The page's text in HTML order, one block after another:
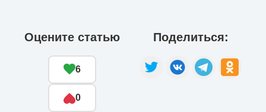
Оцените статью
6
0
Поделиться: